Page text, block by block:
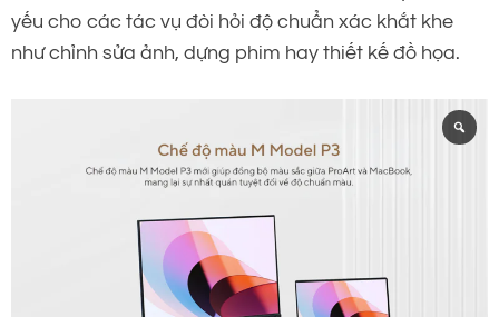
yếu cho các tác vụ đòi hỏi độ chuẩn xác khắt khe
như chỉnh sửa ảnh, dựng phim hay thiết kế đồ họa.